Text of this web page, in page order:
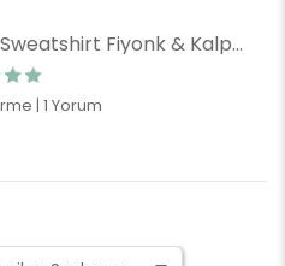
Kız Çocuk Sweatshirt Fiyonk & Kalp Baskılı Ekru (3 Yaş)
| 1 Yorum